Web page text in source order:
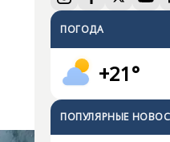
ПОГОДА
+21°
ПОПУЛЯРНЫЕ